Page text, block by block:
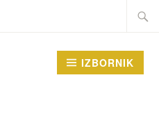
Traži:
IZBORNIK